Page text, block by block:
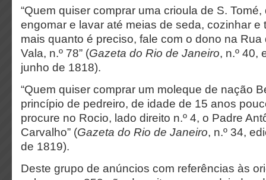
“Quem quiser comprar uma crioula de S.
engomar e lavar até meias de seda, cozinhar e
mais quanto é preciso, fale com o dono na
Vala, n.º 78” (Gazeta do Rio de Janeiro, n.º 40,
junho de 1818).
“Quem quiser comprar um moleque de nação
princípio de pedreiro, de idade de 15 anos
procure no Rocio, lado direito n.º 4, o Padre
Carvalho” (Gazeta do Rio de Janeiro, n.º 34,
de 1819).
Deste grupo de anúncios com referências às